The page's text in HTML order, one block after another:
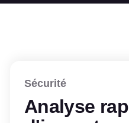
Sécurité
Analyse